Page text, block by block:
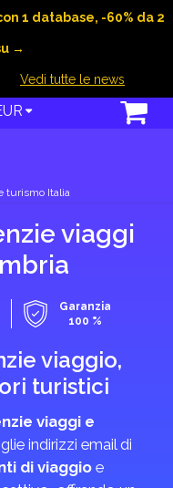
1 database, -60% da 2
→
Vedi tutte le news
turismo Italia
viaggi
Garanzia
100 %
viaggio,
turistici
viaggi e
indirizzi email di
di viaggio e